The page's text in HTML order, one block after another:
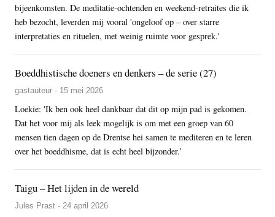
bijeenkomsten. De meditatie-ochtenden en weekend-retraites die ik
heb bezocht, leverden mij vooral 'ongeloof op – over starre
interpretaties en rituelen, met weinig ruimte voor gesprek.'
Boeddhistische doeners en denkers – de serie (27)
gastauteur - 15 mei 2026
Loekie: 'Ik ben ook heel dankbaar dat dit op mijn pad is gekomen.
Dat het voor mij als leek mogelijk is om met een groep van 60
mensen tien dagen op de Drentse hei samen te mediteren en te leren
over het boeddhisme, dat is echt heel bijzonder.’
Taigu – Het lijden in de wereld
Jules Prast - 24 april 2026